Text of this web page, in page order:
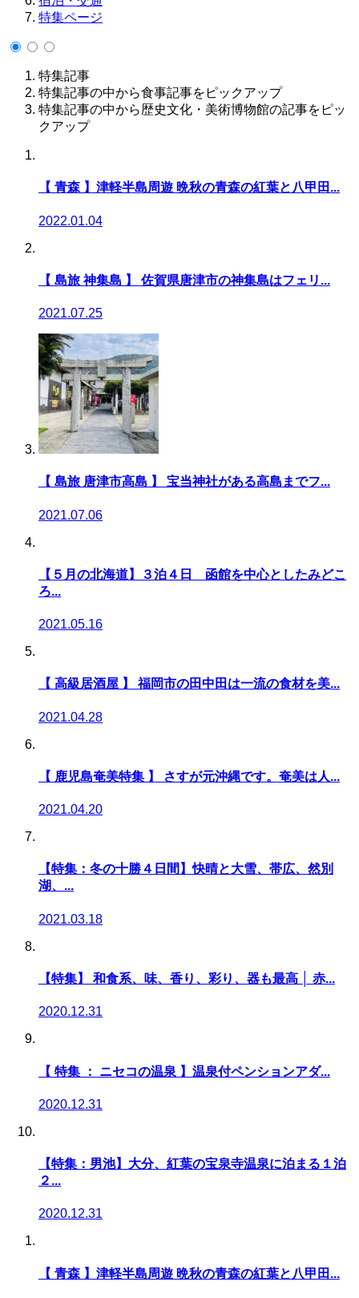
特集ページ
特集記事
特集記事の中から食事記事をピックアップ
特集記事の中から歴史文化・美術博物館の記事をピッ
クアップ
【 青森 】津軽半島周遊 晩秋の青森の紅葉と八甲田...
2022.01.04
【 島旅 神集島 】 佐賀県唐津市の神集島はフェリ...
2021.07.25
【 島旅 唐津市高島 】 宝当神社がある高島までフ...
2021.07.06
【５月の北海道】３泊４日 函館を中心としたみどこ
ろ...
2021.05.16
【 高級居酒屋 】 福岡市の田中田は一流の食材を美...
2021.04.28
【 鹿児島奄美特集 】 さすが元沖縄です。奄美は人...
2021.04.20
【特集：冬の十勝４日間】快晴と大雪、帯広、然別
湖、...
2021.03.18
【特集】 和食系、味、香り、彩り、器も最高 │ 赤...
2020.12.31
【 特集 ： ニセコの温泉 】温泉付ペンションアダ...
2020.12.31
【特集：男池】大分、紅葉の宝泉寺温泉に泊まる１泊
２...
2020.12.31
【 青森 】津軽半島周遊 晩秋の青森の紅葉と八甲田...